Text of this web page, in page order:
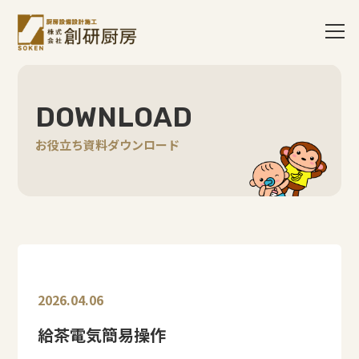
DOWNLOAD
お役立ち資料ダウンロード
2026.04.06
給茶電気簡易操作